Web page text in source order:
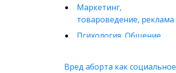
Маркетинг,
товароведение, реклама
Психология, Общение,
Математика
Вред аборта как социальное